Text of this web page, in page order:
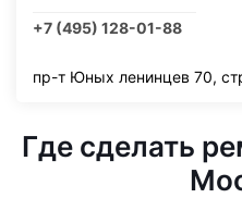
+7 (495) 128-01-88
пр-т Юных ленинцев 70,
Где сделать